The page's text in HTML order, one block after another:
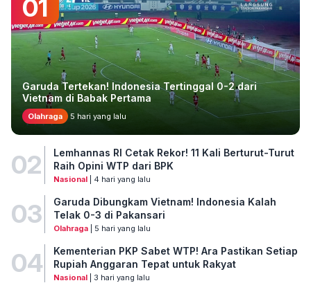
01
Garuda Tertekan! Indonesia Tertinggal 0-2 dari
Vietnam di Babak Pertama
Olahraga 5 hari yang lalu
02
Lemhannas RI Cetak Rekor! 11 Kali Berturut-Turut
Raih Opini WTP dari BPK
Nasional| 4 hari yang lalu
03
Garuda Dibungkam Vietnam! Indonesia Kalah
Telak 0-3 di Pakansari
Olahraga| 5 hari yang lalu
04
Kementerian PKP Sabet WTP! Ara Pastikan Setiap
Rupiah Anggaran Tepat untuk Rakyat
Nasional| 3 hari yang lalu